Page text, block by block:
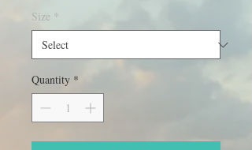
Size *
Quantity *